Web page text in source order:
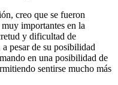
creo que se fueron
importantes en la
y dificultad de
pesar de su posibilidad
en una posibilidad de
sentirse mucho más